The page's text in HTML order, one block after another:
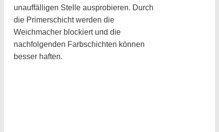
unauffälligen Stelle ausprobieren. Durch
die Primerschicht werden die
Weichmacher blockiert und die
nachfolgenden Farbschichten können
besser haften.